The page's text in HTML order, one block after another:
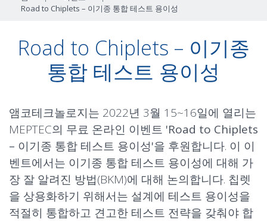
Road to Chiplets – 이기종 통합 테스트 용이성
Road to Chiplets – 이기종
통합 테스트 용이성
앰코테크놀로지는 2022년 3월 15~16일에 열리는
MEPTEC의 무료 온라인 이벤트 'Road to Chiplets
– 이기종 통합 테스트 용이성'을 후원합니다. 이 이
벤트에서는 이기종 통합 테스트 용이성에 대해 가
장 잘 알려진 방법(BKM)에 대해 논의합니다. 칩렛
을 상용화하기 위해서는 설계에 테스트 용이성을
적절히 통합하고 견고한 테스트 전략을 갖춰야 합